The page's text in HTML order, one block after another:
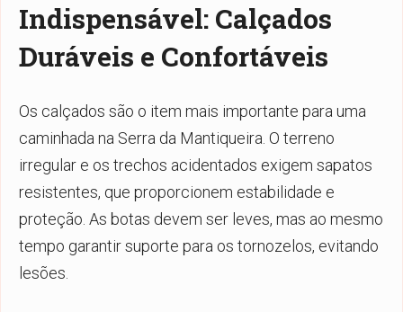
Indispensável: Calçados
Duráveis e Confortáveis
Os calçados são o item mais importante para uma
caminhada na Serra da Mantiqueira. O terreno
irregular e os trechos acidentados exigem sapatos
resistentes, que proporcionem estabilidade e
proteção. As botas devem ser leves, mas ao mesmo
tempo garantir suporte para os tornozelos, evitando
lesões.